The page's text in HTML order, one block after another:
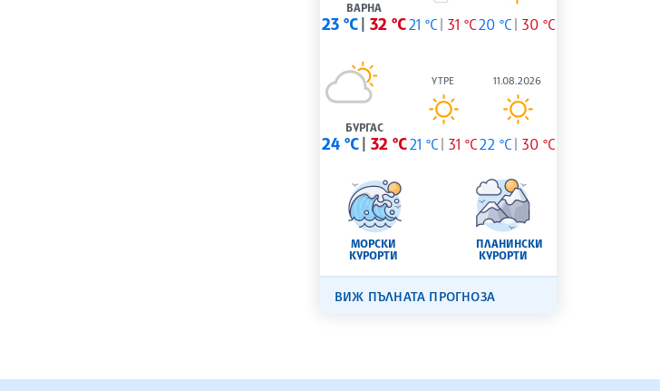
ВАРНА
23 °C 32 °C21 °C 31 °C20 °C 30 °C
БУРГАС
24 °C 32 °C
УТРЕ
21 °C 31 °C
11.08.2026
22 °C 30 °C
МОРСКИ
КУРОРТИ
ПЛАНИНСКИ
КУРОРТИ
ВИЖ ПЪЛНАТА ПРОГНОЗА